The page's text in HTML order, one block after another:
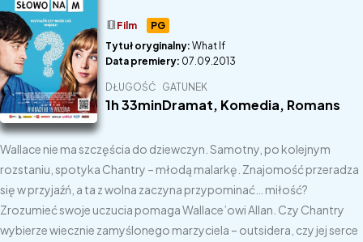
PG
theaters Film
Tytuł oryginalny: What If
Data premiery: 07.09.2013
Wallace nie ma szczęścia do dziewczyn. Samotny, po kolejnym
rozstaniu, spotyka Chantry – młodą malarkę. Znajomość przeradza
się w przyjaźń, a ta z wolna zaczyna przypominać… miłość?
Zrozumieć swoje uczucia pomaga Wallace’owi Allan. Czy Chantry
wybierze wiecznie zamyślonego marzyciela – outsidera, czy jej serce
DŁUGOŚĆ
1h 33min
GATUNEK
Dramat, Komedia, Romans